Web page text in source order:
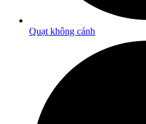
Quạt không cánh